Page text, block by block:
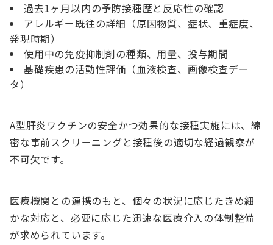
過去1ヶ月以内の予防接種歴と反応性の確認
アレルギー既往の詳細（原因物質、症状、重症度、
発現時期）
使用中の免疫抑制剤の種類、用量、投与期間
基礎疾患の活動性評価（血液検査、画像検査デー
タ）
A型肝炎ワクチンの安全かつ効果的な接種実施には、綿
密な事前スクリーニングと接種後の適切な経過観察が
不可欠です。
医療機関との連携のもと、個々の状況に応じたきめ細
かな対応と、必要に応じた迅速な医療介入の体制整備
が求められています。